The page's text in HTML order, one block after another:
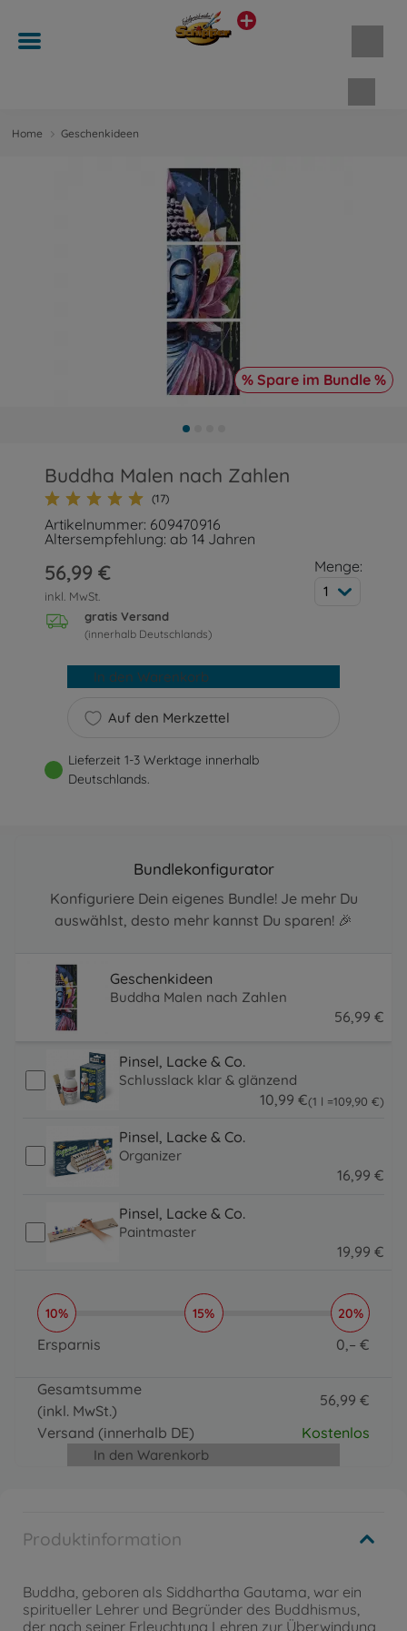
Home Geschenkideen
% Spare im Bundle %
Buddha Malen nach Zahlen
(17)
Artikelnummer: 609470916
Altersempfehlung: ab 14 Jahren
56,99 €
inkl. MwSt.
gratis Versand
(innerhalb Deutschlands)
Menge:
1
Auf den Merkzettel
In den Warenkorb
Lieferzeit 1-3 Werktage innerhalb
Deutschlands.
Produktinformation
Buddha, geboren als Siddhartha Gautama, war ein
spiritueller Lehrer und Begründer des Buddhismus,
der nach seiner Erleuchtung Lehren zur Überwindung
Bundlekonfigurator
Konfiguriere Dein eigenes Bundle! Je mehr Du
auswählst, desto mehr kannst Du sparen! 🎉
Geschenkideen
Buddha Malen nach Zahlen
56,99 €
Pinsel, Lacke & Co.
Schlusslack klar & glänzend
10 99 €(1 l =109 90 €
109.9 EUR )
Pinsel, Lacke & Co.
Organizer
16,99 €
Pinsel, Lacke & Co.
Paintmaster
19 99 €
10% 15% 20%
Ersparnis 0,– €
Gesamtsumme
(inkl. MwSt.)
56,99 €
Versand (innerhalb DE) Kostenlos
In den Warenkorb